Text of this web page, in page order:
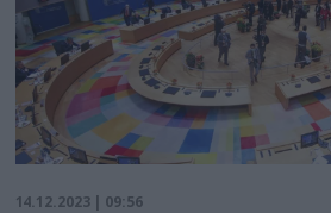
14.12.2023 | 09:56